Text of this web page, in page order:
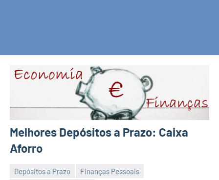
Melhores Depósitos a Prazo: Caixa
Aforro
Depósitos a Prazo
Finanças Pessoais